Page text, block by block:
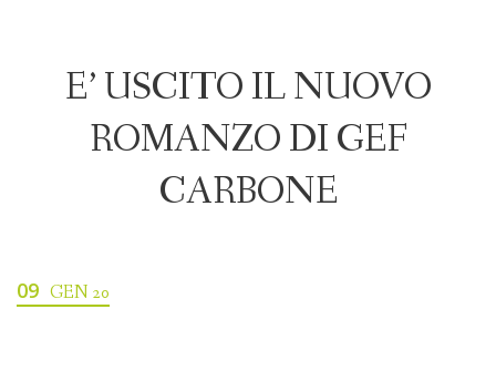
E’ USCITO IL NUOVO
ROMANZO DI GEF
CARBONE
09 GEN 20